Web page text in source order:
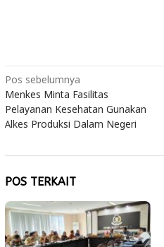
Navigasi
pos
Pos sebelumnya
Menkes Minta Fasilitas
Pelayanan Kesehatan Gunakan
Alkes Produksi Dalam Negeri
POS TERKAIT